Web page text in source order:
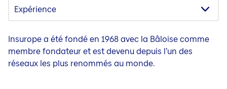
Insurope a été fondé en 1968 avec la Bâloise comme
membre fondateur et est devenu depuis l’un des
réseaux les plus renommés au monde.